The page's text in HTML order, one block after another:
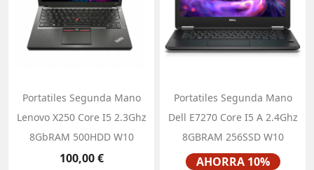
Portatiles Segunda Mano
Lenovo X250 Core I5 2.3Ghz
8GbRAM 500HDD W10
Precio
100,00 €
Portatiles Segunda Mano
Dell E7270 Core I5 A 2.4Ghz
8GBRAM 256SSD W10
Precio
AHORRA 10%